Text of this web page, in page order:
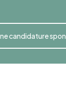
candidature